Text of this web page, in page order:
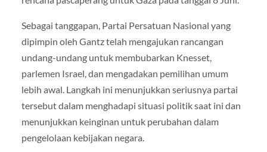
Sebagai tanggapan, Partai Persatuan Nasional yang
dipimpin oleh Gantz telah mengajukan rancangan
undang-undang untuk membubarkan Knesset,
parlemen Israel, dan mengadakan pemilihan umum
lebih awal. Langkah ini menunjukkan seriusnya partai
tersebut dalam menghadapi situasi politik saat ini dan
menunjukkan keinginan untuk perubahan dalam
pengelolaan kebijakan negara.